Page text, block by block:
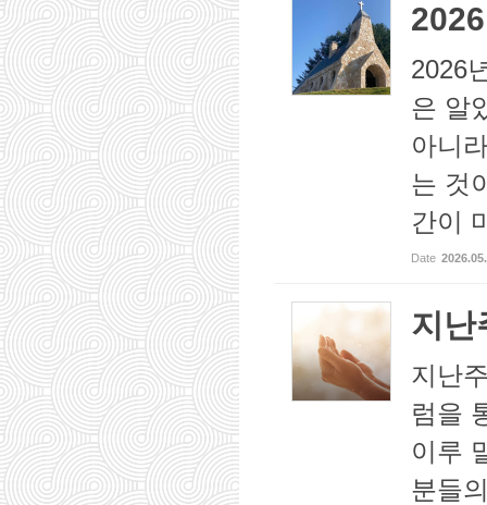
2026
은 알
아니
는 것
간이
Date
지난
지난
럼을
이루
분들